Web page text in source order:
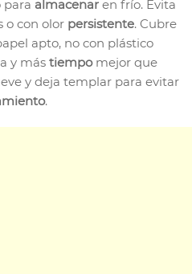
para almacenar en frío. Evita
o con olor persistente. Cubre
apto, no con plástico
y más tiempomejor que
y deja templar para evitar
.